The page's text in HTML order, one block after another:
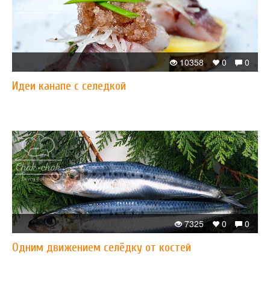
0
0
10358
Идеи канапе с селедкой
0
0
7325
Одним движением селёдку от костей